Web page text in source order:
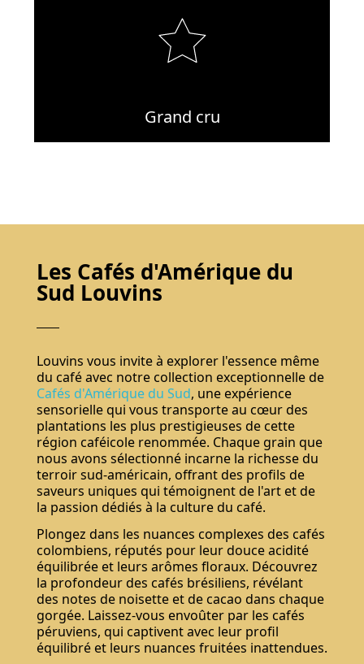
Grand cru
Les Cafés d'Amérique du
Sud Louvins
Louvins vous invite à explorer l'essence même
du café avec notre collection exceptionnelle de
Cafés d'Amérique du Sud, une expérience
sensorielle qui vous transporte au cœur des
plantations les plus prestigieuses de cette
région caféicole renommée. Chaque grain que
nous avons sélectionné incarne la richesse du
terroir sud-américain, offrant des profils de
saveurs uniques qui témoignent de l'art et de
la passion dédiés à la culture du café.
Plongez dans les nuances complexes des cafés
colombiens, réputés pour leur douce acidité
équilibrée et leurs arômes floraux. Découvrez
la profondeur des cafés brésiliens, révélant
des notes de noisette et de cacao dans chaque
gorgée. Laissez-vous envoûter par les cafés
péruviens, qui captivent avec leur profil
équilibré et leurs nuances fruitées inattendues.